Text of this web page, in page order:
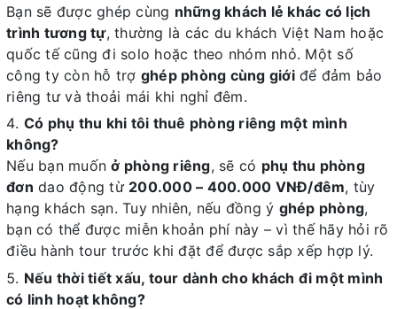
Bạn sẽ được ghép cùng những khách lẻ khác có lịch
trình tương tự, thường là các du khách Việt Nam hoặc
quốc tế cũng đi solo hoặc theo nhóm nhỏ. Một số
công ty còn hỗ trợ ghép phòng cùng giớiđể đảm bảo
riêng tư và thoải mái khi nghỉ đêm.
Có phụ thu khi tôi thuê phòng riêng một mình
không?
Nếu bạn muốnở phòng riêng, sẽ có phụ thu phòng
đơn dao động từ 200.000 – 400.000 VNĐ/đêm, tùy
hạng khách sạn. Tuy nhiên, nếu đồng ý ghép phòng,
bạn có thể được miễn khoản phí này – vì thế hãy hỏi rõ
điều hành tour trước khi đặt để được sắp xếp hợp lý.
Nếu thời tiết xấu, tour dành cho khách đi một mình
có linh hoạt không?